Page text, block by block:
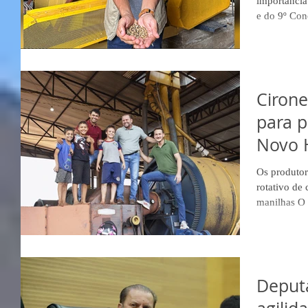
e do 9º
para
Novo
Os
rotativo de
manilhas